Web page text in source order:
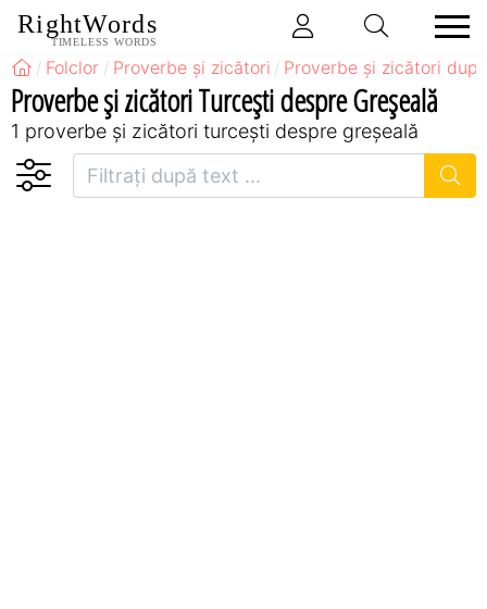
RightWords
TIMELESS WORDS
Folclor Proverbe și zicători Proverbe și zicători
Proverbe și zicători Turceşti despre Greșeală
1 proverbe și zicători turceşti despre greșeală